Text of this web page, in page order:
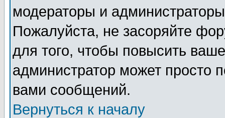
модераторы и
Пожалуйста, не засоряйте
для того, чтобы повысить
администратор может просто
вами сообщений.
Вернуться к началу